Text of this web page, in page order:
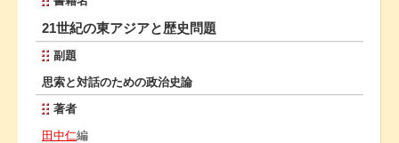
21世紀の東アジアと歴史問題
副題
思索と対話のための政治史論
著者
田中仁編